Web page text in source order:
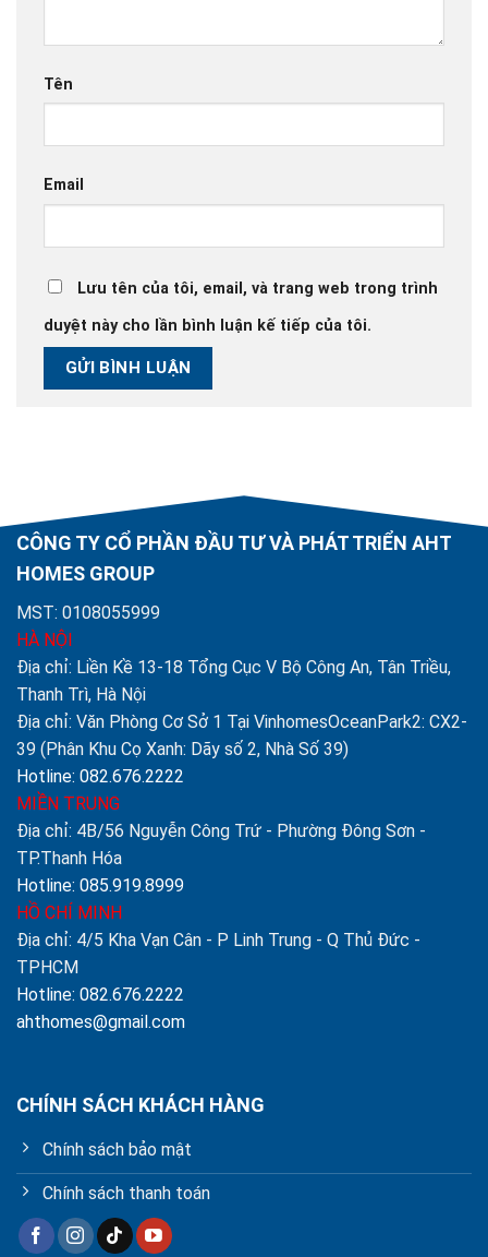
Tên
Email
Lưu tên của tôi, email, và trang web trong trình
duyệt này cho lần bình luận kế tiếp của tôi.
CÔNG TY CỔ PHẦN ĐẦU TƯ VÀ PHÁT TRIỂN AHT
HOMES GROUP
MST: 0108055999
HÀ NỘI
Địa chỉ: Liền Kề 13-18 Tổng Cục V Bộ Công An, Tân Triều,
Thanh Trì, Hà Nội
Địa chỉ: Văn Phòng Cơ Sở 1 Tại VinhomesOceanPark2: CX2-
39 (Phân Khu Cọ Xanh: Dãy số 2, Nhà Số 39)
Hotline: 082.676.2222
MIỀN TRUNG
Địa chỉ: 4B/56 Nguyễn Công Trứ - Phường Đông Sơn -
TP.Thanh Hóa
Hotline: 085.919.8999
HỒ CHÍ MINH
Địa chỉ: 4/5 Kha Vạn Cân - P Linh Trung - Q Thủ Đức -
TPHCM
Hotline: 082.676.2222
ahthomes@gmail.com
CHÍNH SÁCH KHÁCH HÀNG
Chính sách bảo mật
Chính sách thanh toán